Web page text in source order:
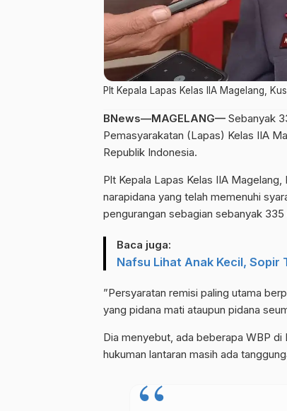
Plt Kepala Lapas Kelas IIA Magelang,
BNews—MAGELANG— Sebanyak
Pemasyarakatan (Lapas) Kelas IIA
Republik Indonesia.
Plt Kepala Lapas Kelas IIA
narapidana yang telah memenuhi
pengurangan sebagian sebanyak
Baca juga:
Nafsu Lihat Anak Kecil, Sopir
”Persyaratan remisi paling utama
yang pidana mati ataupun pidana
Dia menyebut, ada beberapa WBP
hukuman lantaran masih ada